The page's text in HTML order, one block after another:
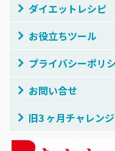
ダイエットレシピ
お役立ちツール
プライバシーポリ
お問い合せ
旧3 ヶ月チャレンジ